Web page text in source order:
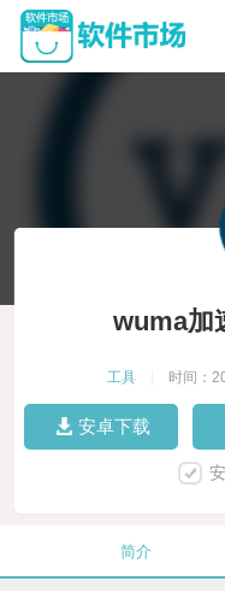
wuma加
工具 时间：
安卓下载
简介